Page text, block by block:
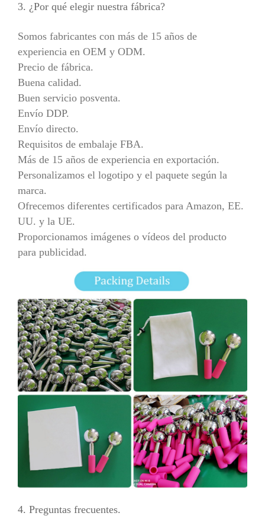
3. ¿Por qué elegir nuestra fábrica?
Somos fabricantes con más de 15 años de
experiencia en OEM y ODM.
Precio de fábrica.
Buena calidad.
Buen servicio posventa.
Envío DDP.
Envío directo.
Requisitos de embalaje FBA.
Más de 15 años de experiencia en exportación.
Personalizamos el logotipo y el paquete según la
marca.
Ofrecemos diferentes certificados para Amazon, EE.
UU. y la UE.
Proporcionamos imágenes o vídeos del producto
para publicidad.
4. Preguntas frecuentes.